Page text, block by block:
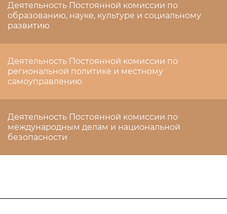
Деятельность Постоянной комиссии по
образованию, науке, культуре и социальному
развитию
Деятельность Постоянной комиссии по
региональной политике и местному
самоуправлению
Деятельность Постоянной комиссии по
международным делам и национальной
безопасности